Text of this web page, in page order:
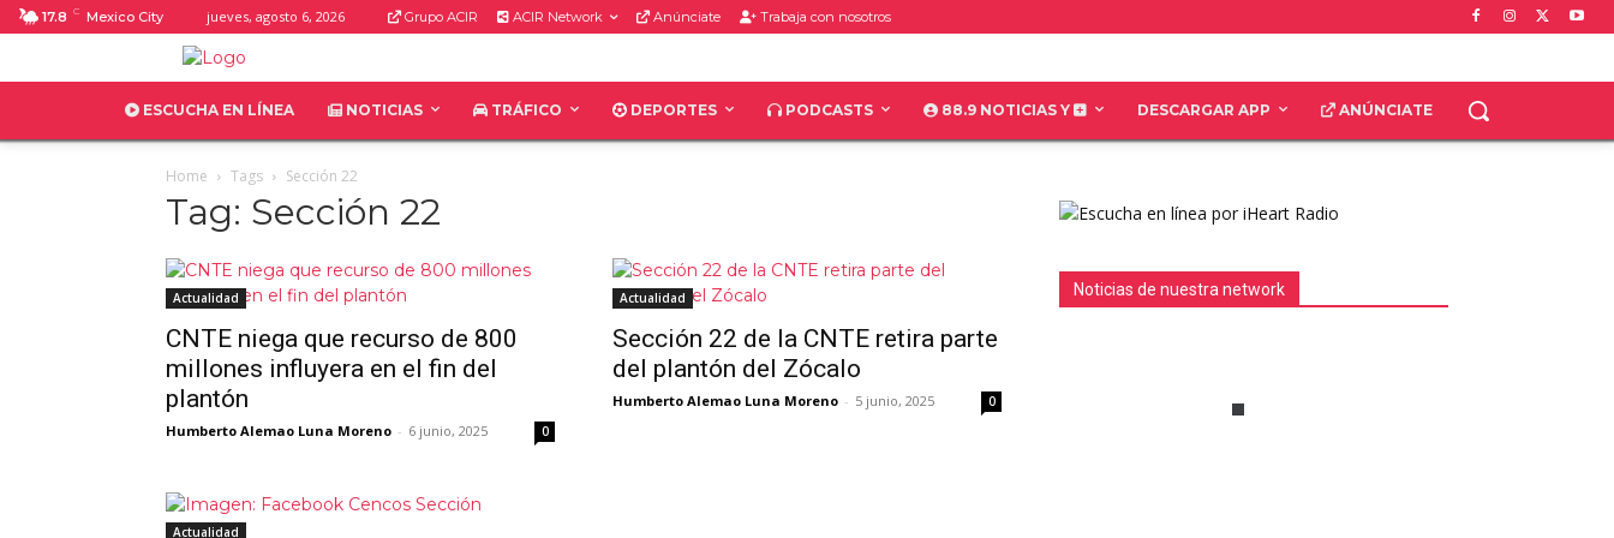
17.8 C Mexico City jueves, agosto 6, 2026 Grupo ACIR ACIR Network Anúnciate Trabaja con nosotros
ESCUCHA EN LÍNEA NOTICIAS TRÁFICO DEPORTES PODCASTS 88.9 NOTICIAS Y DESCARGAR APP ANÚNCIATE
Home Tags Sección 22
Tag: Sección 22
Actualidad
CNTE niega que recurso de 800
millones influyera en el fin del
plantón
Humberto Alemao Luna Moreno - 6 junio, 2025 0
Actualidad
Sección 22 de la CNTE retira parte
del plantón del Zócalo
Humberto Alemao Luna Moreno - 5 junio, 2025 0
Actualidad
Noticias de nuestra network